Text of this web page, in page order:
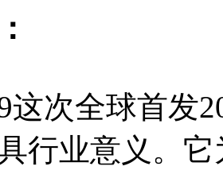
全球首发
行业意义。